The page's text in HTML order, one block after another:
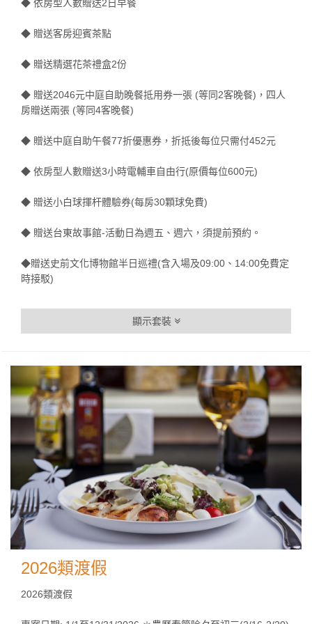
◆ 依房型人數贈送2日早餐
◆ 贈送客房迎賓茶點
◆ 贈送精選花茶禮盒2份
◆ 贈送2046元中庭自助晚餐抵用券一張 (等同2客晚餐)，四人
房贈送兩張 (等同4客晚餐)
◆ 贈送中庭自助午餐77折優惠券，折抵後每位只需付452元
◆ 依房型人數贈送3小時電輔車自由行(原價每位600元)
◆ 贈送小白球揮杆體驗券(每房30顆球免費)
◆ 贈送台東故事館-活動日為週五、週六，須提前預約。
◆贈送史前文化博物館半日巡禮(含入場及09:00、14:00免費定
時接駁)
顯示套裝
2026類渡假
2026類渡假